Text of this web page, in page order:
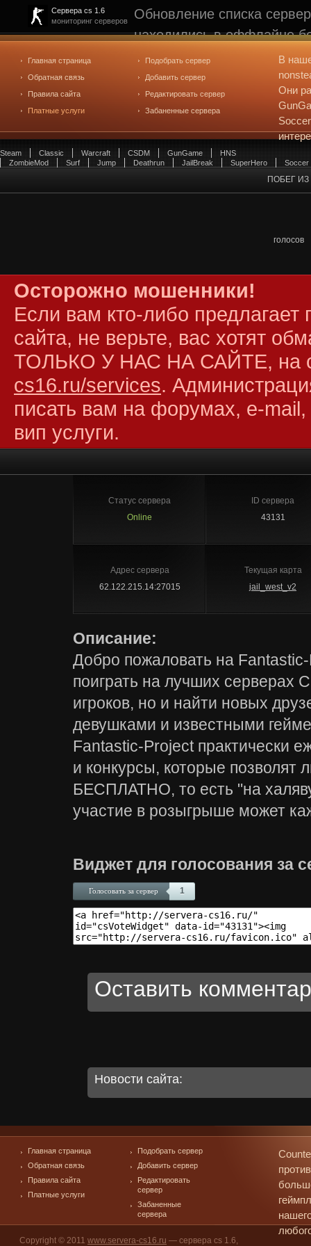
Сервера cs 1.6
мониторинг серверов
Обновление списка
находились в оффлайне
рейтинге не участвуют.
редактирования
.
Главная страница
Обратная связь
Правила сайта
Платные услуги
Подобрать сервер
Добавить сервер
Редактировать сервер
Забаненные сервера
В
Они
Steam Classic Warcraft CSDM GunGame
HNS
ZombieMod
Surf Jump Deathrun JailBreak SuperHero Soccer
ПОБЕГ ИЗ
голосов
Осторожно мошенники!
Если вам кто-либо
сайта, не верьте, вас хотят
ТОЛЬКО У НАС НА САЙТЕ, на
cs16.ru/services.
писать вам на форумах, e-mail,
вип услуги.
Статус сервера
Online
ID сервера
43131
Адрес сервера
62.122.215.14:27015
Текущая карта
jail_west_v2
Описание:
Добро пожаловать на
поиграть на лучших серверах
игроков, но и найти новых
девушками и известными
Fantastic-Project практически
и конкурсы, которые
БЕСПЛАТНО, то есть "на
участие в розыгрыше может
Виджет для голосования за
1
Голосовать за сервер
Оставить
Новости сайта:
Главная страница
Обратная связь
Правила сайта
Платные услуги
Подобрать сервер
Добавить сервер
Редактировать
сервер
Забаненные
сервера
Copyright © 2011 www.servera-cs16.ru — сервера cs 1.6,